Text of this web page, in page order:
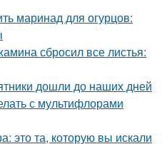
маринад для огурцов:
сбросил все листья:
дошли до наших дней
с мультифлорами
это та, которую вы искали